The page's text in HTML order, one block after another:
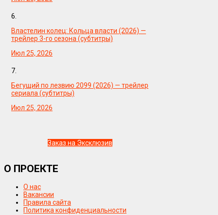
6.
Властелин колец: Кольца власти (2026) —
трейлер 3-го сезона (субтитры)
Июл 25, 2026
7.
Бегущий по лезвию 2099 (2026) — трейлер
сериала (субтитры)
Июл 25, 2026
Заказ на Эксклюзив
О ПРОЕКТЕ
О нас
Вакансии
Правила сайта
Политика конфиденциальности